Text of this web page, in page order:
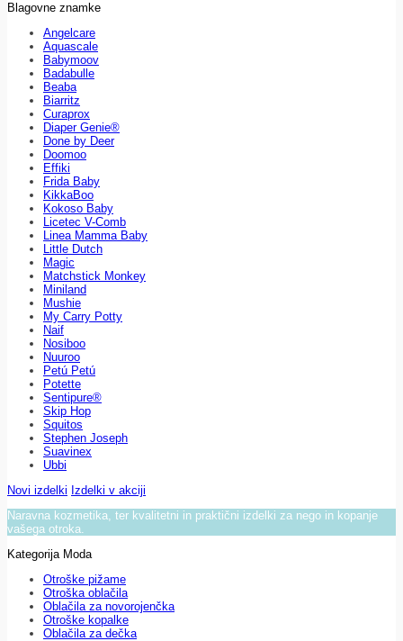
Blagovne znamke
Angelcare
Aquascale
Babymoov
Badabulle
Beaba
Biarritz
Curaprox
Diaper Genie®
Done by Deer
Doomoo
Effiki
Frida Baby
KikkaBoo
Kokoso Baby
Licetec V-Comb
Linea Mamma Baby
Little Dutch
Magic
Matchstick Monkey
Miniland
Mushie
My Carry Potty
Naif
Nosiboo
Nuuroo
Petú Petú
Potette
Sentipure®
Skip Hop
Squitos
Stephen Joseph
Suavinex
Ubbi
Novi izdelki Izdelki v akciji
Naravna kozmetika, ter kvalitetni in praktični izdelki za nego in kopanje
vašega otroka.
Kategorija Moda
Otroške pižame
Otroška oblačila
Oblačila za novorojenčka
Otroške kopalke
Oblačila za dečka